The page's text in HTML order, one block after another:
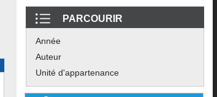
PARCOURIR
Année
Auteur
Unité d'appartenance